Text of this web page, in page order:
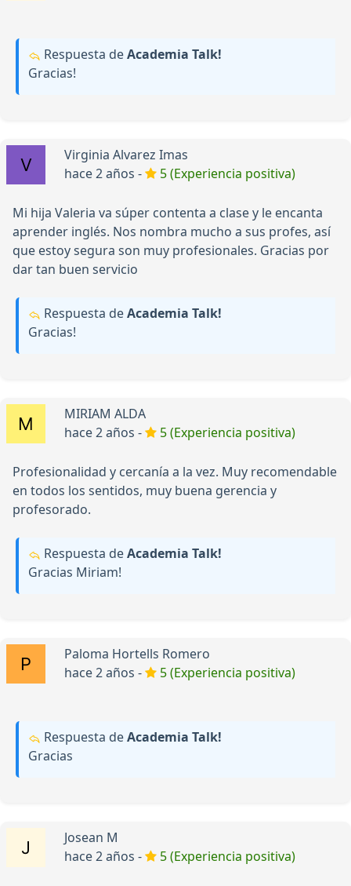
Respuesta deAcademia Talk!
Gracias!
Virginia Alvarez Imas
hace 2 años -
5 (Experiencia positiva)
Mi hija Valeria va súper contenta a clase y le encanta
aprender inglés. Nos nombra mucho a sus profes, así
que estoy segura son muy profesionales. Gracias por
dar tan buen servicio
Respuesta deAcademia Talk!
Gracias!
MIRIAM ALDA
hace 2 años -
5 (Experiencia positiva)
Profesionalidad y cercanía a la vez. Muy recomendable
en todos los sentidos, muy buena gerencia y
profesorado.
Respuesta deAcademia Talk!
Gracias Miriam!
Paloma Hortells Romero
hace 2 años -
5 (Experiencia positiva)
Respuesta deAcademia Talk!
Gracias
Josean M
hace 2 años -
5 (Experiencia positiva)